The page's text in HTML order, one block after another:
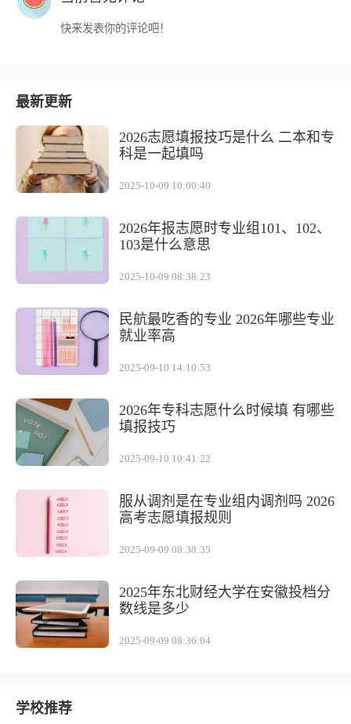
快来发表你的评论吧！
最新更新
2026志愿填报技巧是什么 二本和专
科是一起填吗
2025-10-09 10:00:40
2026年报志愿时专业组101、102、
103是什么意思
2025-10-09 08:38:23
民航最吃香的专业 2026年哪些专业
就业率高
2025-09-10 14:10:53
2026年专科志愿什么时候填 有哪些
填报技巧
2025-09-10 10:41:22
服从调剂是在专业组内调剂吗 2026
高考志愿填报规则
2025-09-09 08:38:35
2025年东北财经大学在安徽投档分
数线是多少
2025-09-09 08:36:04
学校推荐